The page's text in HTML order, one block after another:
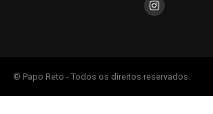
© Papo Reto - Todos os direitos reservados.